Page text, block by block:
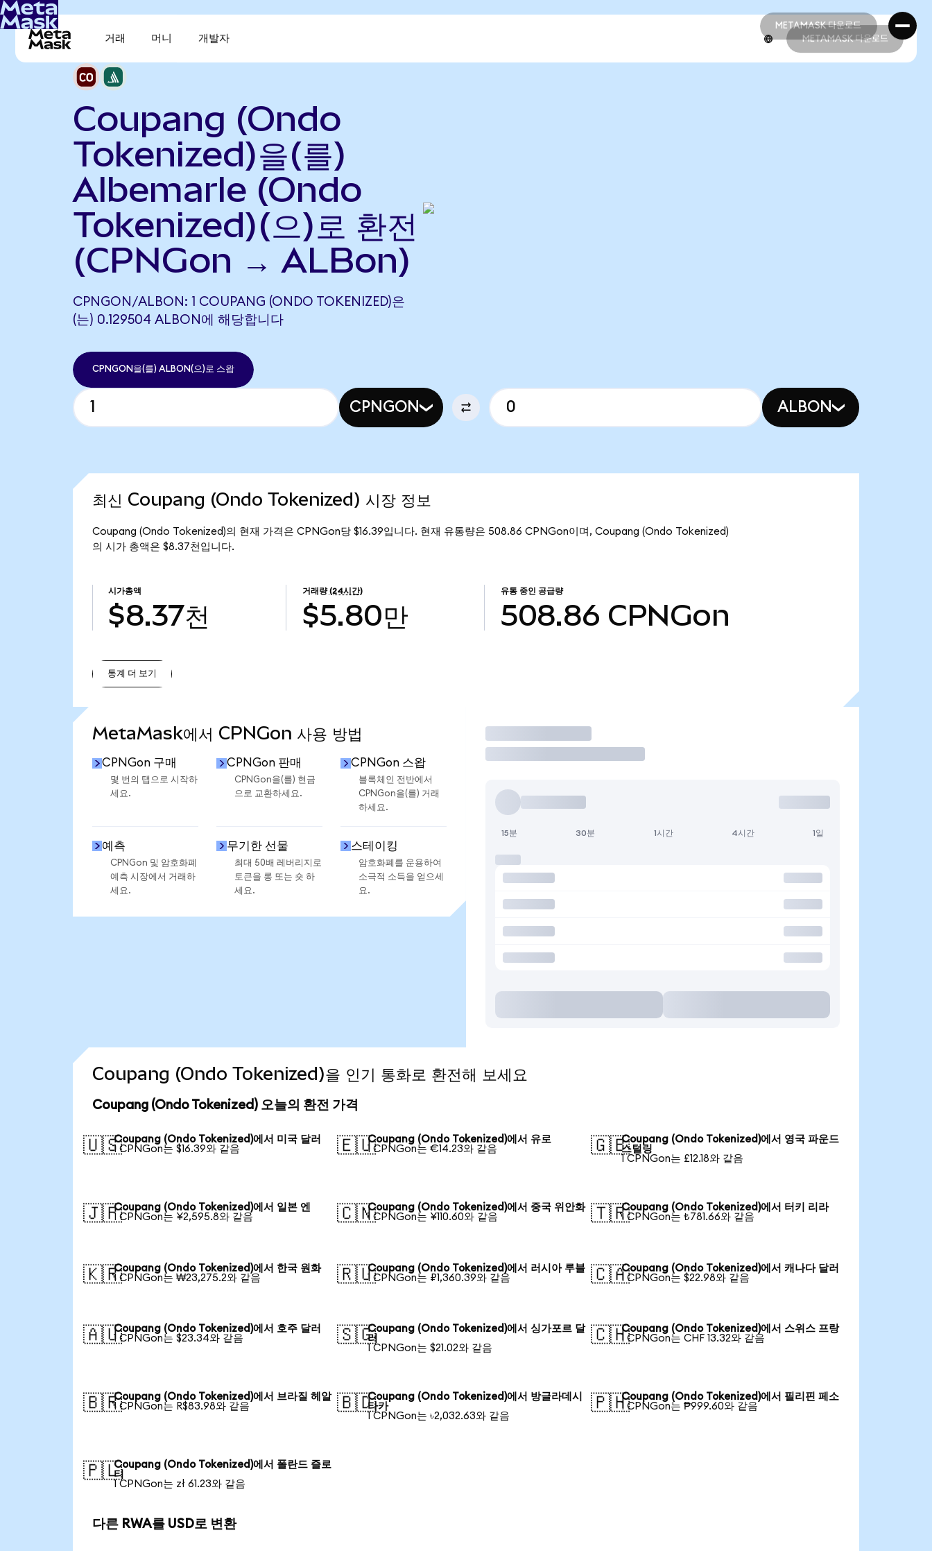
METAMASK 다운로드
METAMASK 다운로드
거래 머니 개발자 METAMASK 다운로드
Coupang (Ondo
Tokenized)을(를)
Albemarle (Ondo
Tokenized)(으)로 환전
(CPNGon → ALBon)
CPNGON/ALBON: 1 COUPANG (ONDO TOKENIZED)은
(는) 0.129504 ALBON에 해당합니다
CPNGON을(를) ALBON(으)로 스왑
CPNGON ALBON
최신 Coupang (Ondo Tokenized) 시장 정보
Coupang (Ondo Tokenized)의 현재 가격은 CPNGon당 $16.39입니다. 현재 유통량은 508.86 CPNGon이며, Coupang (Ondo Tokenized)
의 시가 총액은 $8.37천입니다.
시가총액
$8.37천
거래량 (24시간)
$5.80만
유통 중인 공급량
508.86 CPNGon
통계 더 보기
MetaMask에서 CPNGon 사용 방법
CPNGon 구매
몇 번의 탭으로 시작하
세요.
CPNGon 판매
CPNGon을(를) 현금
으로 교환하세요.
CPNGon 스왑
블록체인 전반에서
CPNGon을(를) 거래
하세요.
예측
CPNGon 및 암호화폐
예측 시장에서 거래하
세요.
무기한 선물
최대 50배 레버리지로
토큰을 롱 또는 숏 하
세요.
스테이킹
암호화폐를 운용하여
소극적 소득을 얻으세
요.
거래
15분 30분 1시간 4시간 1일
Coupang (Ondo Tokenized)을 인기 통화로 환전해 보세요
Coupang (Ondo Tokenized) 오늘의 환전 가격
🇺🇸Coupang (Ondo Tokenized)에서 미국 달러
1 CPNGon는 $16.39와 같음
🇪🇺Coupang (Ondo Tokenized)에서 유로
1 CPNGon는 €14.23와 같음
🇬🇧Coupang (Ondo Tokenized)에서 영국 파운드
스털링
1 CPNGon는 £12.18와 같음
🇯🇵Coupang (Ondo Tokenized)에서 일본 엔
1 CPNGon는 ¥2,595.8와 같음
🇨🇳Coupang (Ondo Tokenized)에서 중국 위안화
1 CPNGon는 ¥110.60와 같음
🇹🇷Coupang (Ondo Tokenized)에서 터키 리라
1 CPNGon는 ₺781.66와 같음
🇰🇷Coupang (Ondo Tokenized)에서 한국 원화
1 CPNGon는 ₩23,275.2와 같음
🇷🇺Coupang (Ondo Tokenized)에서 러시아 루블
1 CPNGon는 ₽1,360.39와 같음
🇨🇦Coupang (Ondo Tokenized)에서 캐나다 달러
1 CPNGon는 $22.98와 같음
🇦🇺Coupang (Ondo Tokenized)에서 호주 달러
1 CPNGon는 $23.34와 같음
🇸🇬Coupang (Ondo Tokenized)에서 싱가포르 달
러
1 CPNGon는 $21.02와 같음
🇨🇭Coupang (Ondo Tokenized)에서 스위스 프랑
1 CPNGon는 CHF 13.32와 같음
🇧🇷Coupang (Ondo Tokenized)에서 브라질 헤알
1 CPNGon는 R$83.98와 같음
🇧🇩Coupang (Ondo Tokenized)에서 방글라데시
타카
1 CPNGon는 ৳2,032.63와 같음
🇵🇭Coupang (Ondo Tokenized)에서 필리핀 페소
1 CPNGon는 ₱999.60와 같음
🇵🇱Coupang (Ondo Tokenized)에서 폴란드 즐로
티
1 CPNGon는 zł 61.23와 같음
다른 RWA를 USD로 변환